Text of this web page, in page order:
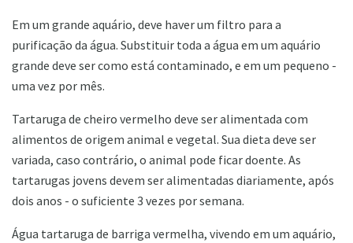
Em um grande aquário, deve haver um filtro para a
purificação da água. Substituir toda a água em um aquário
grande deve ser como está contaminado, e em um pequeno -
uma vez por mês.
Tartaruga de cheiro vermelho deve ser alimentada com
alimentos de origem animal e vegetal. Sua dieta deve ser
variada, caso contrário, o animal pode ficar doente. As
tartarugas jovens devem ser alimentadas diariamente, após
dois anos - o suficiente 3 vezes por semana.
Água tartaruga de barriga vermelha, vivendo em um aquário,